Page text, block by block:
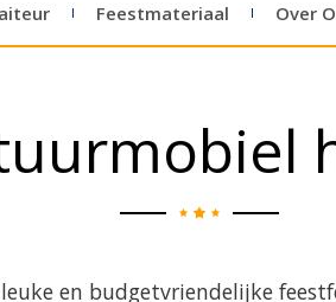
Feestmateriaal Over
leuke en budgetvriendelijke